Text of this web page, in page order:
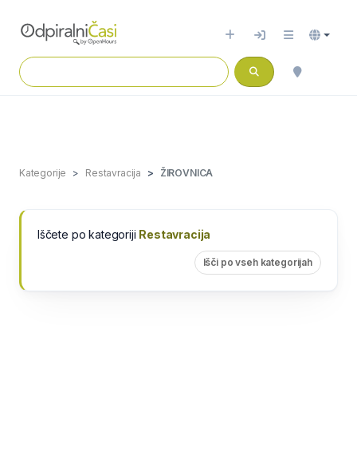
Kategorije Restavracija ŽIROVNICA
Iščete po kategoriji Restavracija
Išči po vseh kategorijah